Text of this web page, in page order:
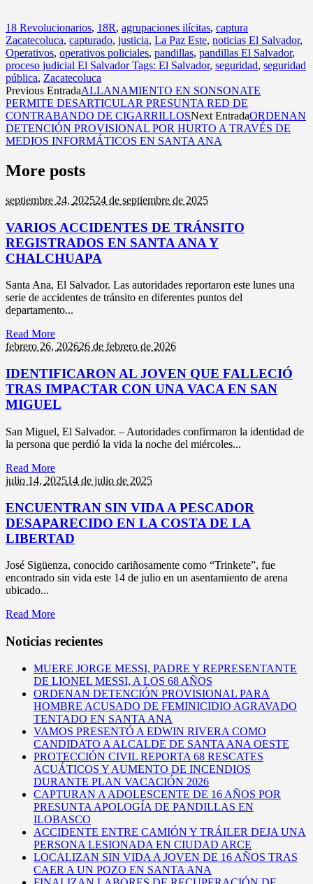
18 Revolucionarios, 18R, agrupaciones ilícitas, captura
Zacatecoluca, capturado, justicia, La Paz Este, noticias El Salvador,
Operativos, operativos policiales, pandillas, pandillas El Salvador,
proceso judicial El Salvador Tags: El Salvador, seguridad, seguridad
pública, Zacatecoluca
Previous EntradaALLANAMIENTO EN SONSONATE
PERMITE DESARTICULAR PRESUNTA RED DE
CONTRABANDO DE CIGARRILLOSNext EntradaORDENAN
DETENCIÓN PROVISIONAL POR HURTO A TRAVÉS DE
MEDIOS INFORMÁTICOS EN SANTA ANA
More posts
septiembre 24, 202524 de septiembre de 2025
VARIOS ACCIDENTES DE TRÁNSITO
REGISTRADOS EN SANTA ANA Y
CHALCHUAPA
Santa Ana, El Salvador. Las autoridades reportaron este lunes una
serie de accidentes de tránsito en diferentes puntos del
departamento...
Read More
febrero 26, 202626 de febrero de 2026
IDENTIFICARON AL JOVEN QUE FALLECIÓ
TRAS IMPACTAR CON UNA VACA EN SAN
MIGUEL
San Miguel, El Salvador. – Autoridades confirmaron la identidad de
la persona que perdió la vida la noche del miércoles...
Read More
julio 14, 202514 de julio de 2025
ENCUENTRAN SIN VIDA A PESCADOR
DESAPARECIDO EN LA COSTA DE LA
LIBERTAD
José Sigüenza, conocido cariñosamente como “Trinkete”, fue
encontrado sin vida este 14 de julio en un asentamiento de arena
ubicado...
Read More
Noticias recientes
MUERE JORGE MESSI, PADRE Y REPRESENTANTE
DE LIONEL MESSI, A LOS 68 AÑOS
ORDENAN DETENCIÓN PROVISIONAL PARA
HOMBRE ACUSADO DE FEMINICIDIO AGRAVADO
TENTADO EN SANTA ANA
VAMOS PRESENTÓ A EDWIN RIVERA COMO
CANDIDATO A ALCALDE DE SANTA ANA OESTE
PROTECCIÓN CIVIL REPORTA 68 RESCATES
ACUÁTICOS Y AUMENTO DE INCENDIOS
DURANTE PLAN VACACIÓN 2026
CAPTURAN A ADOLESCENTE DE 16 AÑOS POR
PRESUNTA APOLOGÍA DE PANDILLAS EN
ILOBASCO
ACCIDENTE ENTRE CAMIÓN Y TRÁILER DEJA UNA
PERSONA LESIONADA EN CIUDAD ARCE
LOCALIZAN SIN VIDA A JOVEN DE 16 AÑOS TRAS
CAER A UN POZO EN SANTA ANA